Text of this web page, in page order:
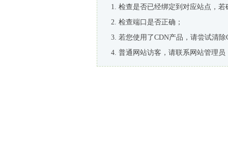
检查是否已经绑定到对应站点，
检查端口是否正确；
若您使用了CDN产品，请尝试清除
普通网站访客，请联系网站管理员